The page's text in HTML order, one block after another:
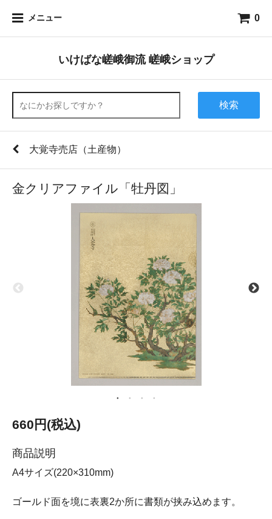
メニュー 0
いけばな嵯峨御流 嵯峨ショップ
検索
大覚寺売店（土産物）
金クリアファイル「牡丹図」
660円(税込)
商品説明
A4サイズ(220×310mm)
ゴールド面を境に表裏2か所に書類が挟み込めます。